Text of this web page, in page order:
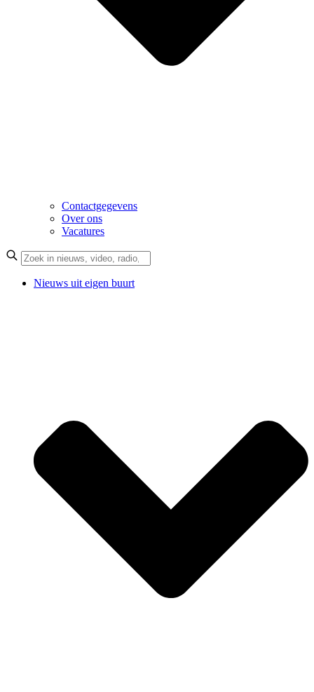
Contactgegevens
Over ons
Vacatures
Nieuws uit eigen buurt